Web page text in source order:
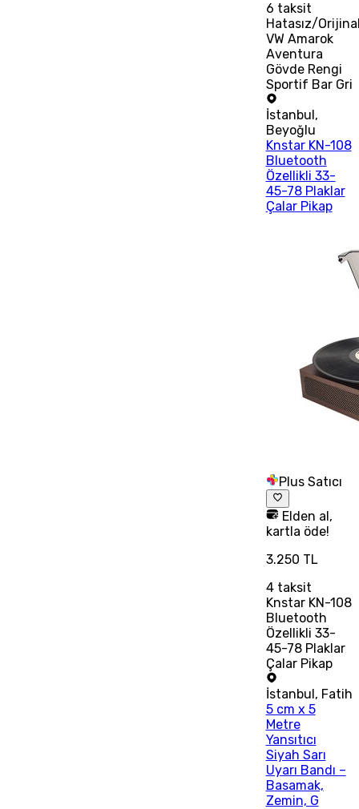
6 taksit
Hatasız/
VW Amarok
Aventura
Gövde Rengi
Sportif Bar Gri
İstanbul ,
Beyoğlu
Knstar KN-108
Bluetooth
Özellikli 33-
45-78 Plaklar
Çalar Pikap
Plus Satıcı
Elden al,
kartla öde!
3.250 TL
4taksit
Knstar KN-108
Bluetooth
Özellikli 33-
45-78 Plaklar
Çalar Pikap
İstanbul, Fatih
5 cm x 5
Metre
Yansıtıcı
Siyah Sarı
Uyarı Bandı –
Basamak,
Zemin, G